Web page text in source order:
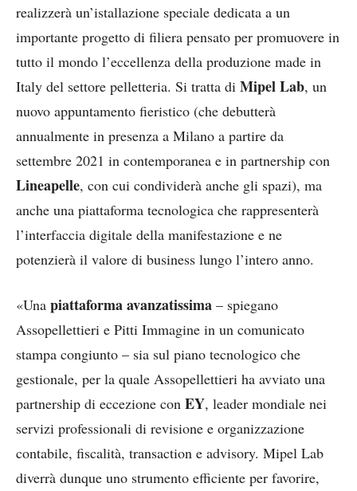
realizzerà un’istallazione speciale dedicata a un
importante progetto di filiera pensato per promuovere in
tutto il mondo l’eccellenza della produzione made in
Italy del settore pelletteria. Si tratta di Mipel Lab, un
nuovo appuntamento fieristico (che debutterà
annualmente in presenza a Milano a partire da
settembre 2021 in contemporanea e in partnership con
Lineapelle, con cui condividerà anche gli spazi), ma
anche una piattaforma tecnologica che rappresenterà
l’interfaccia digitale della manifestazione e ne
potenzierà il valore di business lungo l’intero anno.
«Una piattaforma avanzatissima – spiegano
Assopellettieri e Pitti Immagine in un comunicato
stampa congiunto – sia sul piano tecnologico che
gestionale, per la quale Assopellettieri ha avviato una
partnership di eccezione con EY, leader mondiale nei
servizi professionali di revisione e organizzazione
contabile, fiscalità, transaction e advisory. Mipel Lab
diverrà dunque uno strumento efficiente per favorire,